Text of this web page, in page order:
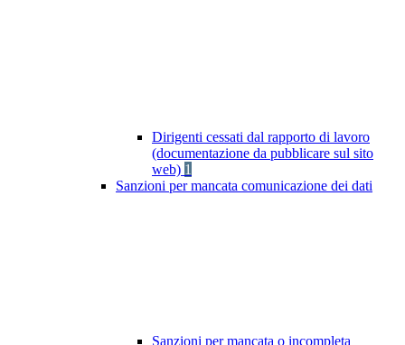
Dirigenti cessati dal rapporto di lavoro
(documentazione da pubblicare sul sito
web) 1
Sanzioni per mancata comunicazione dei dati
Sanzioni per mancata o incompleta